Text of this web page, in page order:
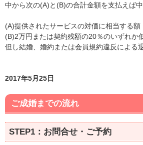
中から次の(A)と(B)の合計金額を支払えば中
(A)提供されたサービスの対価に相当する額
(B)2万円または契約残額の20％のいずれか
但し結婚、婚約または会員規約違反による
2017年5月25日
ご成婚までの流れ
STEP1：お問合せ・ご予約